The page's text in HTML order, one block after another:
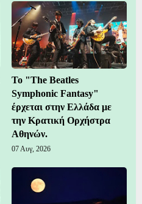
Το "The Beatles
Symphonic Fantasy"
έρχεται στην Ελλάδα με
την Κρατική Ορχήστρα
Αθηνών.
07 Αυγ, 2026